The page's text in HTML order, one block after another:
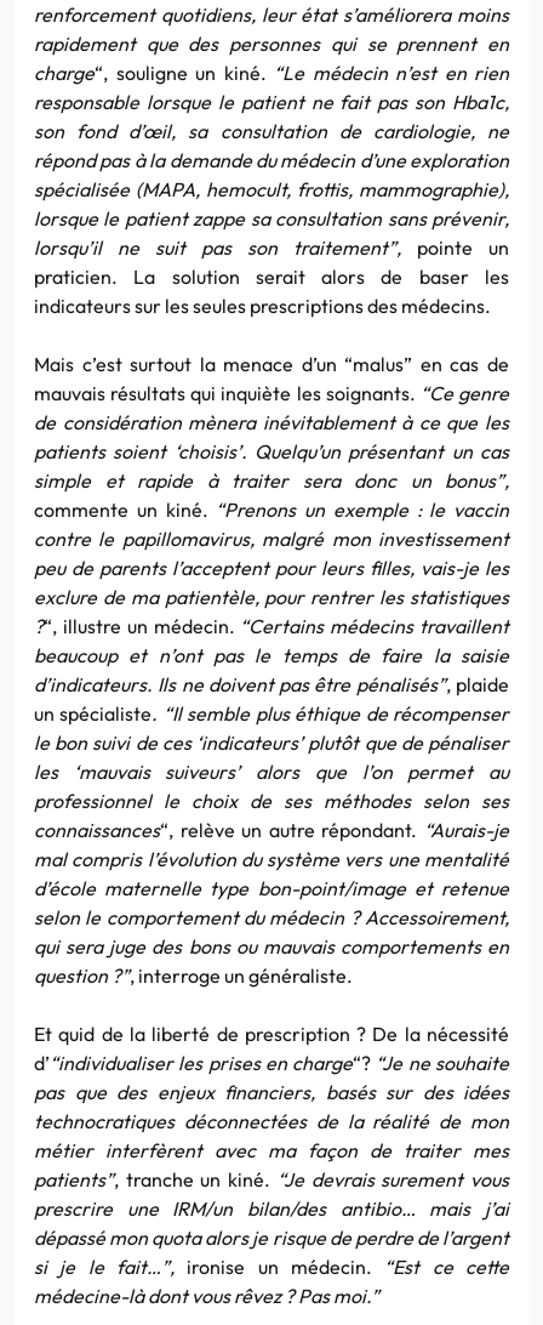
renforcement quotidiens, leur état s’améliorera moins
rapidement que des personnes qui se prennent en
charge“, souligne un kiné. “Le médecin n’est en rien
responsable lorsque le patient ne fait pas son Hba1c,
son fond d’œil, sa consultation de cardiologie, ne
répond pas à la demande du médecin d’une exploration
spécialisée (MAPA, hemocult, frottis, mammographie),
lorsque le patient zappe sa consultation sans prévenir,
lorsqu’il ne suit pas son traitement”, pointe un
praticien. La solution serait alors de baser les
indicateurs sur les seules prescriptions des médecins.
Mais c’est surtout la menace d’un “malus” en cas de
mauvais résultats qui inquiète les soignants. “Ce genre
de considération mènera inévitablement à ce que les
patients soient ‘choisis’. Quelqu’un présentant un cas
simple et rapide à traiter sera donc un bonus”,
commente un kiné. “Prenons un exemple : le vaccin
contre le papillomavirus, malgré mon investissement
peu de parents l’acceptent pour leurs filles, vais-je les
exclure de ma patientèle, pour rentrer les statistiques
?“, illustre un médecin. “Certains médecins travaillent
beaucoup et n’ont pas le temps de faire la saisie
d’indicateurs. Ils ne doivent pas être pénalisés”, plaide
un spécialiste. “Il semble plus éthique de récompenser
le bon suivi de ces ‘indicateurs’ plutôt que de pénaliser
les ‘mauvais suiveurs’ alors que l’on permet au
professionnel le choix de ses méthodes selon ses
connaissances“, relève un autre répondant. “Aurais-je
mal compris l’évolution du système vers une mentalité
d’école maternelle type bon-point/image et retenue
selon le comportement du médecin ? Accessoirement,
qui sera juge des bons ou mauvais comportements en
question ?”, interroge un généraliste.
Et quid de la liberté de prescription ? De la nécessité
d’ “individualiser les prises en charge“? “Je ne souhaite
pas que des enjeux financiers, basés sur des idées
technocratiques déconnectées de la réalité de mon
métier interfèrent avec ma façon de traiter mes
patients”, tranche un kiné. “Je devrais surement vous
prescrire une IRM/un bilan/des antibio… mais j’ai
dépassé mon quota alors je risque de perdre de l’argent
si je le fait…”, ironise un médecin.
“Est ce cette
médecine-là dont vous rêvez ? Pas moi.”